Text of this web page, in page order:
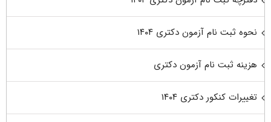
نحوه ثبت نام آزمون دکتری ۱۴۰۴
هزینه ثبت نام آزمون دکتری
تغییرات کنکور دکتری ۱۴۰۴